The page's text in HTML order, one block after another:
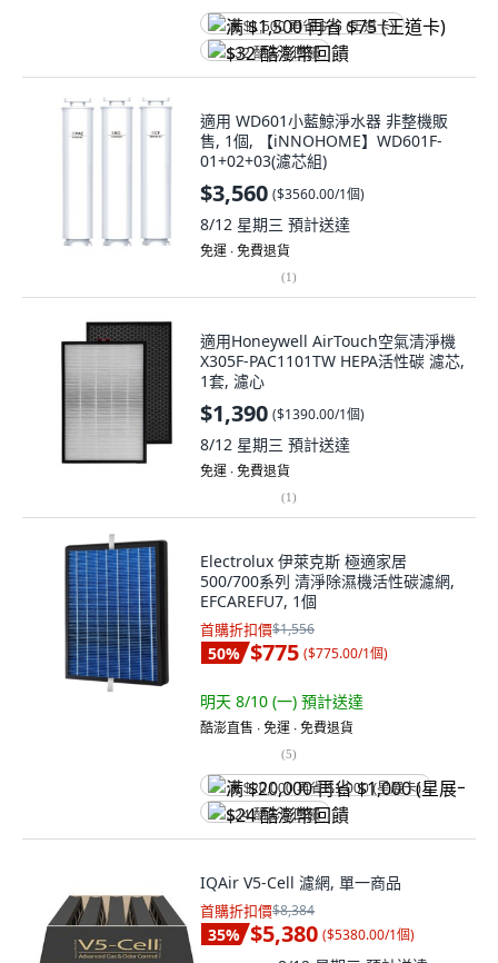
满 $1,500 再省 $75 (王道卡)
$32 酷澎幣回饋
適用 WD601小藍鯨淨水器 非整機販
售, 1個, 【iNNOHOME】WD601F-
01+02+03(濾芯組)
$3,560 ($3560.00/1個)
8/12 星期三 預計送達
免運 ∙ 免費退貨
(1)
適用Honeywell AirTouch空氣清淨機
X305F-PAC1101TW HEPA活性碳 濾芯,
1套, 濾心
$1,390 ($1390.00/1個)
8/12 星期三 預計送達
免運 ∙ 免費退貨
(1)
Electrolux 伊萊克斯 極適家居
500/700系列 清淨除濕機活性碳濾網,
EFCAREFU7, 1個
首購折扣價$1,556
50% $775 ($775.00/1個)
明天 8/10 (一) 預計送達
酷澎直售 ∙ 免運 ∙ 免費退貨
(5)
满 $20,000 再省 $1,000 (星展卡)
$24 酷澎幣回饋
IQAir V5-Cell 濾網, 單一商品
首購折扣價$8,384
35% $5,380 ($5380.00/1個)